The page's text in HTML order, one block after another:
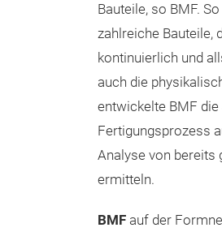
Bauteile, so BMF.
zahlreiche Bauteile,
kontinuierlich und
auch die
entwickelte BMF
Fertigungsprozess
Analyse von bereits
ermitteln.
BMF auf der